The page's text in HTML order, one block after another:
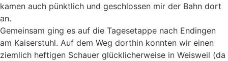
kamen auch pünktlich und geschlossen mir der Bahn dort
an.
Gemeinsam ging es auf die Tagesetappe nach Endingen
am Kaiserstuhl. Auf dem Weg dorthin konnten wir einen
ziemlich heftigen Schauer glücklicherweise in Weisweil (da